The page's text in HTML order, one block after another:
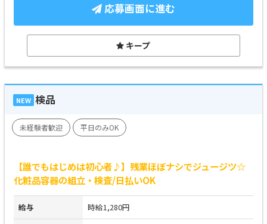
応募画面に進む
キープ
NEW 検品
未経験者歓迎 平日のみOK
【誰でもはじめは初心者♪】残業ほぼナシでジュージツ☆
化粧品容器の組立・検査/日払いOK
給与 時給1,280円